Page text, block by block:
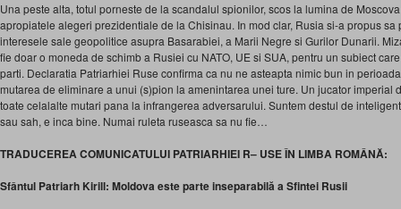
Una peste alta, totul porneste de la scandalul spionilor, scos la lumina de
apropiatele alegeri prezidentiale de la Chisinau. In mod clar, Rusia si-a propus
interesele sale geopolitice asupra Basarabiei, a Marii Negre si Gurilor Dunarii.
fie doar o moneda de schimb a Rusiei cu NATO, UE si SUA, pentru un subiect
parti. Declaratia Patriarhiei Ruse confirma ca nu ne asteapta nimic bun in
mutarea de eliminare a unui (s)pion la amenintarea unei ture. Un jucator imperial
toate celalalte mutari pana la infrangerea adversarului. Suntem destul de
sau sah, e inca bine. Numai ruleta ruseasca sa nu fie…
TRADUCEREA COMUNICATULUI PATRIARHIEI R– USE ÎN LIMBA ROMÂNĂ:
Sfântul Patriarh Kirill: Moldova este parte inseparabilă a Sfintei Rusii